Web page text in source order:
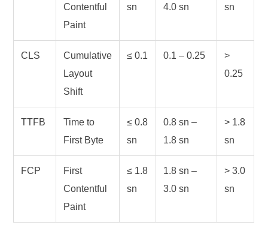
Contentful
Paint
sn
4.0 sn
sn
CLS
Cumulative
Layout
Shift
≤ 0.1 0.1 – 0.25
>
0.25
TTFB
Time to
First Byte
≤ 0.8
sn
0.8 sn –
1.8 sn
> 1.8
sn
FCP
First
Contentful
Paint
≤ 1.8
sn
1.8 sn –
3.0 sn
> 3.0
sn